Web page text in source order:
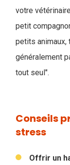
votre
petit
petits
généralement
tout seul".
Conseils
stress
Offrir un